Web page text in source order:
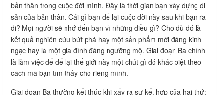
bản thân trong cuộc đời mình. Đây là thời gian bạn xây dựng di
sản của bản thân. Cái gì bạn để lại cuộc đời này sau khi bạn ra
đi? Mọi người sẽ nhớ đến bạn vì những điều gì? Cho dù đó là
kết quả nghiên cứu bứt phá hay một sản phẩm mới đáng kinh
ngạc hay là một gia đình đáng ngưỡng mộ. Giai đoạn Ba chính
là làm việc để để lại thế giới này một chút gì đó khác biệt theo
cách mà bạn tìm thấy cho riêng mình.
Giai đoạn Ba thường kết thúc khi xẩy ra sự kết hợp của hai thứ: